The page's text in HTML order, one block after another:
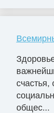
общес...